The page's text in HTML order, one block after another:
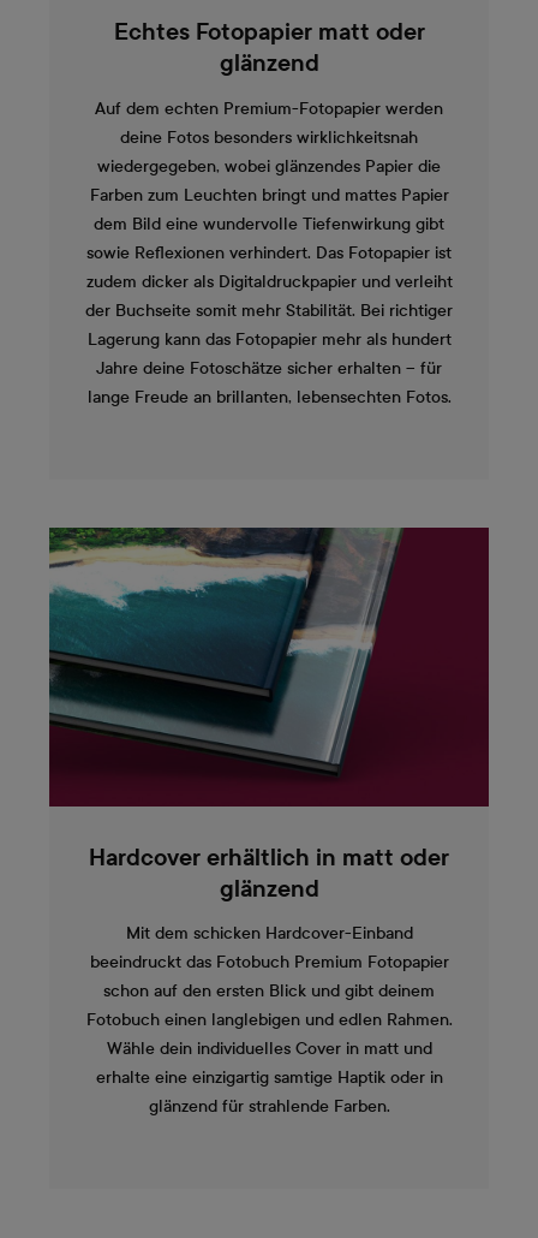
Echtes Fotopapier matt oder
glänzend
Auf dem echten Premium-Fotopapier werden
deine Fotos besonders wirklichkeitsnah
wiedergegeben, wobei glänzendes Papier die
Farben zum Leuchten bringt und mattes Papier
dem Bild eine wundervolle Tiefenwirkung gibt
sowie Reflexionen verhindert. Das Fotopapier ist
zudem dicker als Digitaldruckpapier und verleiht
der Buchseite somit mehr Stabilität. Bei richtiger
Lagerung kann das Fotopapier mehr als hundert
Jahre deine Fotoschätze sicher erhalten – für
lange Freude an brillanten, lebensechten Fotos.
Hardcover erhältlich in matt oder
glänzend
Mit dem schicken Hardcover-Einband
beeindruckt das Fotobuch Premium Fotopapier
schon auf den ersten Blick und gibt deinem
Fotobuch einen langlebigen und edlen Rahmen.
Wähle dein individuelles Cover in matt und
erhalte eine einzigartig samtige Haptik oder in
glänzend für strahlende Farben.